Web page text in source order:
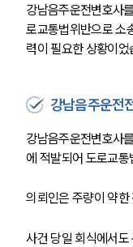
강남음주운전변호사
로교통법위반으로 소
력이 필요한 상황이었
강남음주운전
강남음주운전변호사
에 적발되어 도로교
의뢰인은 주량이 약한
사건 당일 회식에서도